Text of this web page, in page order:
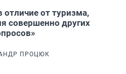
от туризма,
совершенно других
ПРОЦЮК